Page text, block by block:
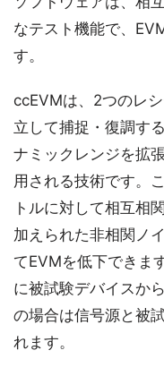
なテスト機能で、
す。
ccEVMは、2つのレ
立して捕捉・復調す
ナミックレンジを拡
用される技術です。
トルに対して相互相
加えられた非相関ノ
てEVMを低下できま
に被試験デバイスか
の場合は信号源と被
れます。